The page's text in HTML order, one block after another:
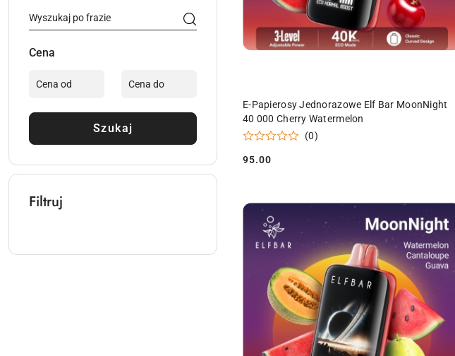
Cena
Szukaj
Filtruj
E-Papierosy Jednorazowe Elf Bar MoonNight
40 000 Cherry Watermelon
(0)
Cena:
95.00
DO KOSZYKA